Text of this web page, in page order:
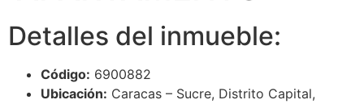
Detalles del inmueble:
Código: 6900882
Ubicación: Caracas – Sucre, Distrito Capital,